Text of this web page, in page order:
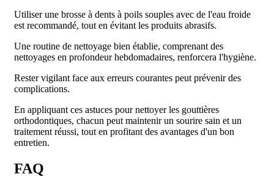
Utiliser une brosse à dents à poils souples avec de l'eau froide
est recommandé, tout en évitant les produits abrasifs.
Une routine de nettoyage bien établie, comprenant des
nettoyages en profondeur hebdomadaires, renforcera l'hygiène.
Rester vigilant face aux erreurs courantes peut prévenir des
complications.
En appliquant ces astuces pour nettoyer les gouttières
orthodontiques, chacun peut maintenir un sourire sain et un
traitement réussi, tout en profitant des avantages d'un bon
entretien.
FAQ